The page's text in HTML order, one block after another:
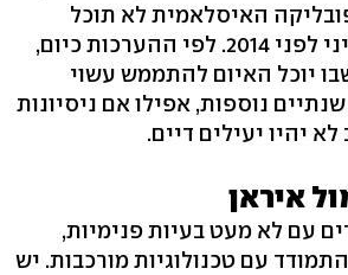
האיסלאמית לא תוכל
להחזיק בנשק גרעיני לפני 2014. לפי ההערכות כיום,
יוכל האיום להתממש עשוי
נוספות, אפילו אם ניסיונות
יהיו יעילים דיים.
איראן
עם לא מעט בעיות פנימיות,
עם טכנולוגיות מורכבות. יש